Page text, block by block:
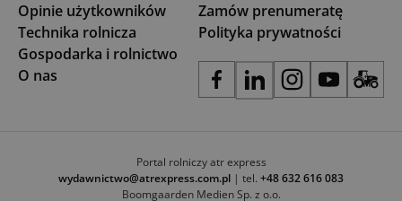
Opinie użytkowników
Technika rolnicza
Gospodarka i rolnictwo
O nas
Zamów prenumeratę
Polityka prywatności
Portal rolniczy atr express
wydawnictwo@atrexpress.com.pl | tel. +48 632 616 083
Boomgaarden Medien Sp. z o.o.